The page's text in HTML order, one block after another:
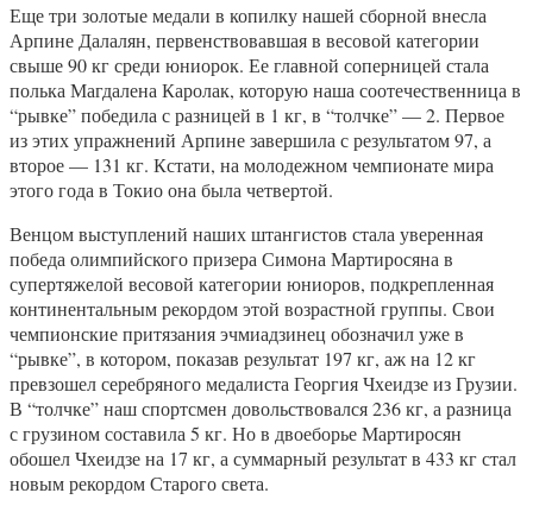
Еще три золотые медали в копилку нашей сборной внесла
Арпине Далалян, первенствовавшая в весовой категории
свыше 90 кг среди юниорок. Ее главной соперницей стала
полька Магдалена Каролак, которую наша соотечественница в
“рывке” победила с разницей в 1 кг, в “толчке” — 2. Первое
из этих упражнений Арпине завершила с результатом 97, а
второе — 131 кг. Кстати, на молодежном чемпионате мира
этого года в Токио она была четвертой.
Венцом выступлений наших штангистов стала уверенная
победа олимпийского призера Симона Мартиросяна в
супертяжелой весовой категории юниоров, подкрепленная
континентальным рекордом этой возрастной группы. Свои
чемпионские притязания эчмиадзинец обозначил уже в
“рывке”, в котором, показав результат 197 кг, аж на 12 кг
превзошел серебряного медалиста Георгия Чхеидзе из Грузии.
В “толчке” наш спортсмен довольствовался 236 кг, а разница
с грузином составила 5 кг. Но в двоеборье Мартиросян
обошел Чхеидзе на 17 кг, а суммарный результат в 433 кг стал
новым рекордом Старого света.